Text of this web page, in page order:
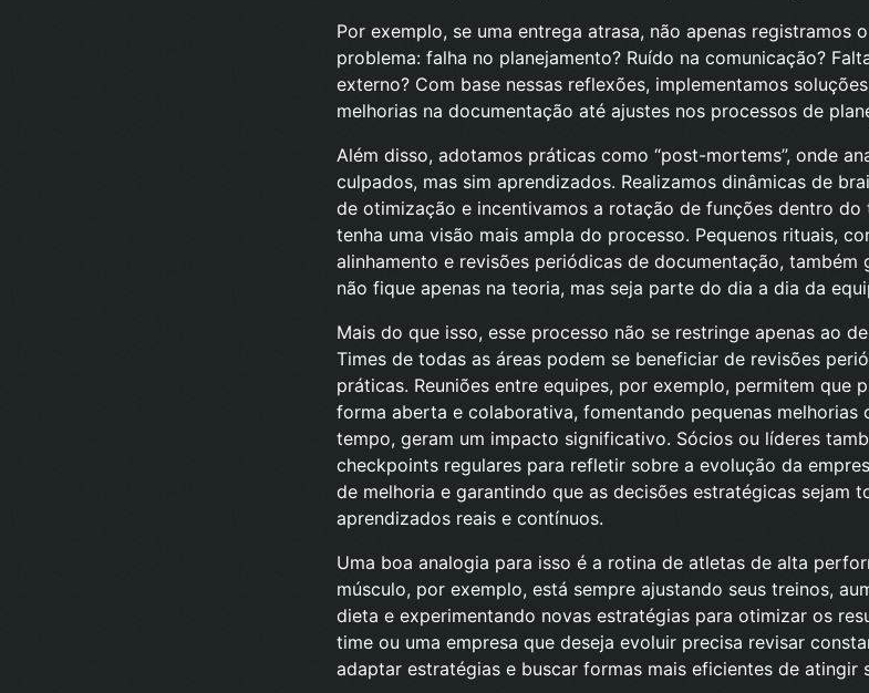
Por exemplo, se uma entrega atrasa, não apenas registramos
problema: falha no planejamento? Ruído na comunicação?
externo? Com base nessas reflexões, implementamos
melhorias na documentação até ajustes nos processos de
Além disso, adotamos práticas como “post-mortems”, onde
culpados, mas sim aprendizados. Realizamos dinâmicas de
de otimização e incentivamos a rotação de funções dentro do
tenha uma visão mais ampla do processo. Pequenos rituais,
alinhamento e revisões periódicas de documentação, também
não fique apenas na teoria, mas seja parte do dia a dia da
Mais do que isso, esse processo não se restringe apenas ao
Times de todas as áreas podem se beneficiar de revisões
práticas. Reuniões entre equipes, por exemplo, permitem que
forma aberta e colaborativa, fomentando pequenas melhorias
tempo, geram um impacto significativo. Sócios ou líderes
checkpoints regulares para refletir sobre a evolução da
de melhoria e garantindo que as decisões estratégicas sejam
aprendizados reais e contínuos.
Uma boa analogia para isso é a rotina de atletas de alta
músculo, por exemplo, está sempre ajustando seus treinos,
dieta e experimentando novas estratégias para otimizar os
time ou uma empresa que deseja evoluir precisa revisar
adaptar estratégias e buscar formas mais eficientes de atingir